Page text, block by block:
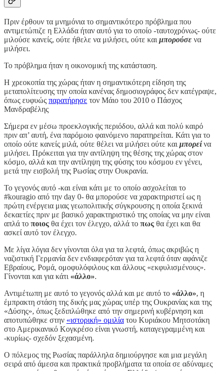
Πριν έρθουν τα μνημόνια το σημαντικότερο πρόβλημα που
αντιμετώπιζε η Ελλάδα ήταν αυτό για το οποίο -ταυτοχρόνως- ούτε
μιλούσε κανείς, ούτε ήθελε να μιλήσει, ούτε και μπορούσε να
μιλήσει.
Το πρόβλημα ήταν η οικονομική της κατάσταση.
Η χρεοκοπία της χώρας ήταν η σημαντικότερη είδηση της
μεταπολίτευσης την οποία κανένας δημοσιογράφος δεν κατέγραψε,
όπως ευφυώς παρατήρησε τον Μάιο του 2010 ο Πάσχος
Μανδραβέλης
Σήμερα εν μέσω προεκλογικής περιόδου, αλλά και πολύ καιρό
πριν απ’ αυτή, ένα παρόμοιο φαινόμενο παρατηρείται. Κάτι για το
οποίο ούτε κανείς μιλά, ούτε θέλει να μιλήσει ούτε και μπορείνα
μιλήσει. Πρόκειται για την αντίληψη της θέσης της χώρας στον
κόσμο, αλλά και την αντίληψη της φύσης του κόσμου εν γένει,
μετά την εισβολή της Ρωσίας στην Ουκρανία.
Το γεγονός αυτό -και είναι κάτι με το οποίο ασχολείται το
#kouragio από την day 0- θα μπορούσε να χαρακτηριστεί ως η
πρώτη ενέργεια μιας γεωπολιτικής σύγκρουσης η οποία ξεκινά
δεκαετίες πριν με βασικό χαρακτηριστικό της οποίας να μην είναι
απλά το ποιος θα έχει τον έλεγχο, αλλά το πως θα έχει και θα
ασκεί αυτό τον έλεγχο.
Με λίγα λόγια δεν γίνονται όλα για τα λεφτά, όπως ακριβώς η
ναζιστική Γερμανία δεν ενδιαφερόταν για τα λεφτά όταν αφάνιζε
Εβραίους, Ρομά, ομοφυλόφιλους και άλλους «εκφυλισμένους».
Γίνονται και για κάτι «άλλο».
Αντιμέτωπη με αυτό το γεγονός αλλά και με αυτό το «άλλο», η
έμπρακτη στάση της δικής μας χώρας υπέρ της Ουκρανίας και της
«Δύσης», όπως ξεδιπλώθηκε από την σημερινή κυβέρνηση και
αποτυπώθηκε στην «ιστορική» ομιλία του Κυριάκου Μητσοτάκη
στο Αμερικανικό Κογκρέσο είναι γνωστή, καταγεγραμμένη και
-κυρίως- σχεδόν ξεχασμένη.
Ο πόλεμος της Ρωσίας παράλληλα δημιούργησε και μια μεγάλη
σειρά από άμεσα και πρακτικά προβλήματα τα οποία σε αδύναμες